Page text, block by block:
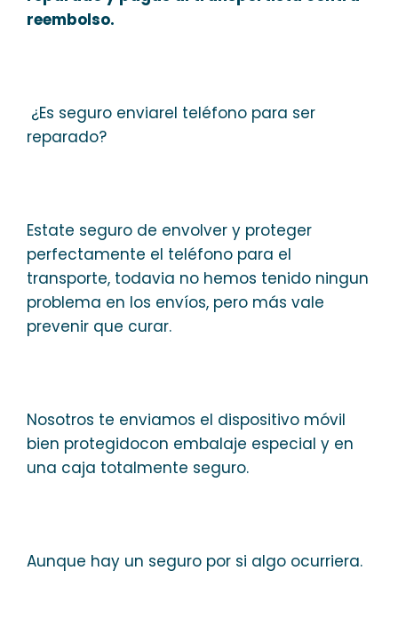
reembolso.
¿Es seguro enviarel teléfono para ser
reparado?
Estate seguro de envolver y proteger
perfectamente el teléfono para el
transporte, todavia no hemos tenido ningun
problema en los envíos, pero más vale
prevenir que curar.
Nosotros te enviamos el dispositivo móvil
bien protegidocon embalaje especial y en
una caja totalmente seguro.
Aunque hay un seguro por si algo ocurriera.